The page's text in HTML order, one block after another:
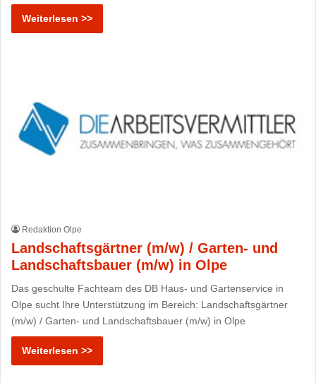
Weiterlesen >>
Redaktion Olpe
Landschaftsgärtner (m/w) / Garten- und
Landschaftsbauer (m/w) in Olpe
Das geschulte Fachteam des DB Haus- und Gartenservice in
Olpe sucht Ihre Unterstützung im Bereich: Landschaftsgärtner
(m/w) / Garten- und Landschaftsbauer (m/w) in Olpe
Weiterlesen >>